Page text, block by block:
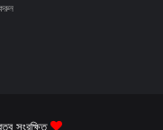
সংরক্ষিত